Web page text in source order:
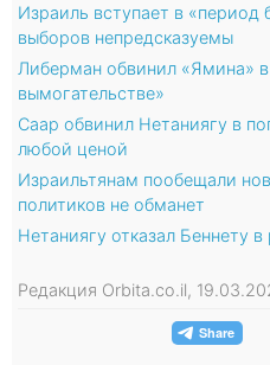
Израиль вступает в «период
выборов непредсказуемы
Либерман обвинил «Ямина»
вымогательстве»
Саар обвинил Нетаниягу в
любой ценой
Израильтянам пообещали
политиков не обманет
Нетаниягу отказал Беннету
Редакция Orbita.co.il,